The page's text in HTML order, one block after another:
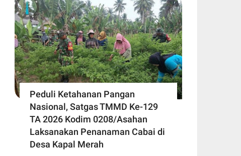
Peduli Ketahanan Pangan
Nasional, Satgas TMMD Ke-129
TA 2026 Kodim 0208/Asahan
Laksanakan Penanaman Cabai di
Desa Kapal Merah